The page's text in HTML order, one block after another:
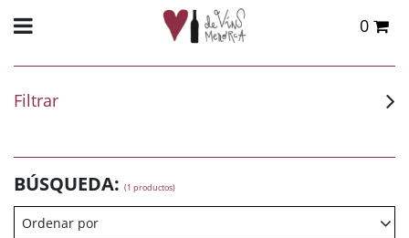
0
Filtrar
BÚSQUEDA: (1 productos)
Ordenar por